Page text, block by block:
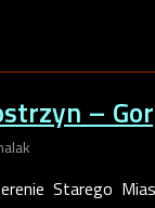
–
Starego